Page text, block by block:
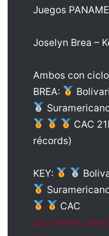
Juegos
Joselyn Brea –
Ambos con
BREA:
CAC
récords)
KEY:
CAC
pic.twitter.com/